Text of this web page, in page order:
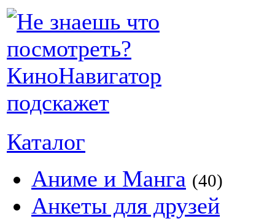
Каталог
Аниме и Манга (40)
Анкеты для друзей